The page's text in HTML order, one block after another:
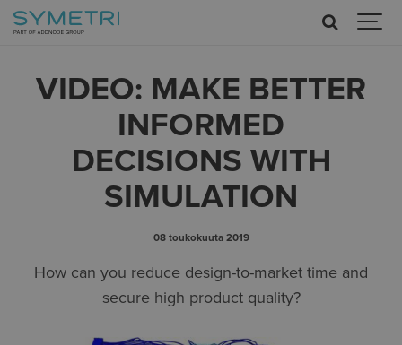
VIDEO: MAKE BETTER
INFORMED
DECISIONS WITH
SIMULATION
08 toukokuuta 2019
How can you reduce design-to-market time and
secure high product quality?